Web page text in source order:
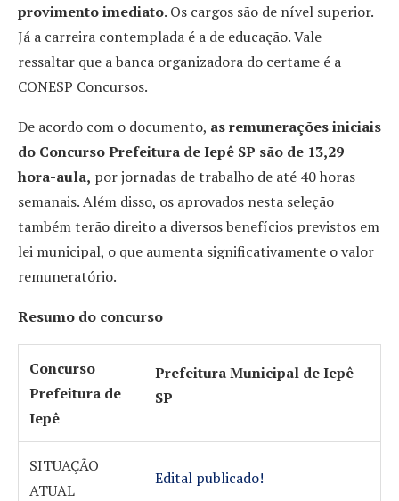
provimento imediato. Os cargos são de nível superior.
Já a carreira contemplada é a de educação. Vale
ressaltar que a banca organizadora do certame é a
CONESP Concursos.
De acordo com o documento, as remunerações iniciais
do Concurso Prefeitura de Iepê SP são de 13,29
hora-aula, por jornadas de trabalho de até 40 horas
semanais. Além disso, os aprovados nesta seleção
também terão direito a diversos benefícios previstos em
lei municipal, o que aumenta significativamente o valor
remuneratório.
Resumo do concurso
Concurso
Prefeitura de
Iepê
Prefeitura Municipal de Iepê –
SP
SITUAÇÃO
ATUAL
Edital publicado!